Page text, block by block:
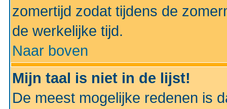
zomertijd zodat tijdens de
de werkelijke tijd.
Naar boven
Mijn taal is niet in de lijst!
De meest mogelijke redenen is